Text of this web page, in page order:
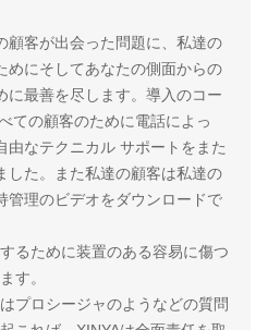
顧客が出会った問題に、私達の
めにそしてあなたの側面からの
に最善を尽します。導入のコー
ての顧客のために電話によっ
由なテクニカル サポートをまた
した。また私達の顧客は私達の
管理のビデオをダウンロードで
るために装置のある容易に傷つ
す。
プロシージャのようなどの質問